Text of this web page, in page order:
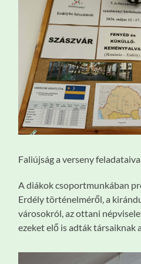
Faliújság a verseny
A diákok csoportmunkában
Erdély történelméről, a
városokról, az ottani
ezeket elő is adták társaiknak